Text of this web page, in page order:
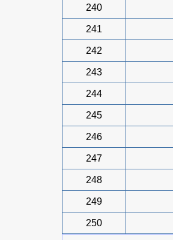
240
241
242
243
244
245
246
247
248
249
250